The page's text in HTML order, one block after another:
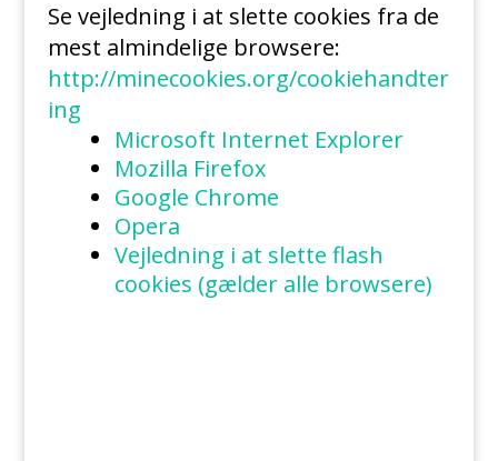
Se vejledning i at slette cookies fra de
mest almindelige browsere:
http://minecookies.org/cookiehandter
ing
Microsoft Internet Explorer
Mozilla Firefox
Google Chrome
Opera
Vejledning i at slette flash
cookies (gælder alle browsere)